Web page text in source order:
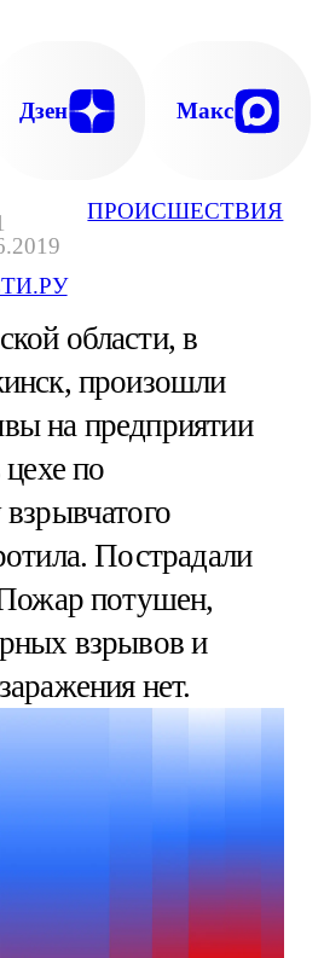
ПРОИСШЕСТВИЯ
Дзен Макс
области, в
произошли
на предприятии
по
Пострадали
потушен,
взрывов и
нет.